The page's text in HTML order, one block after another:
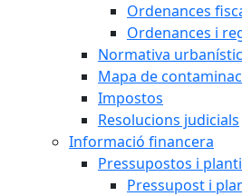
Ordenances
Ordenances i
Normativa
Mapa de
Impostos
Resolucions judicials
Informació financera
Pressupostos i
Pressupost i